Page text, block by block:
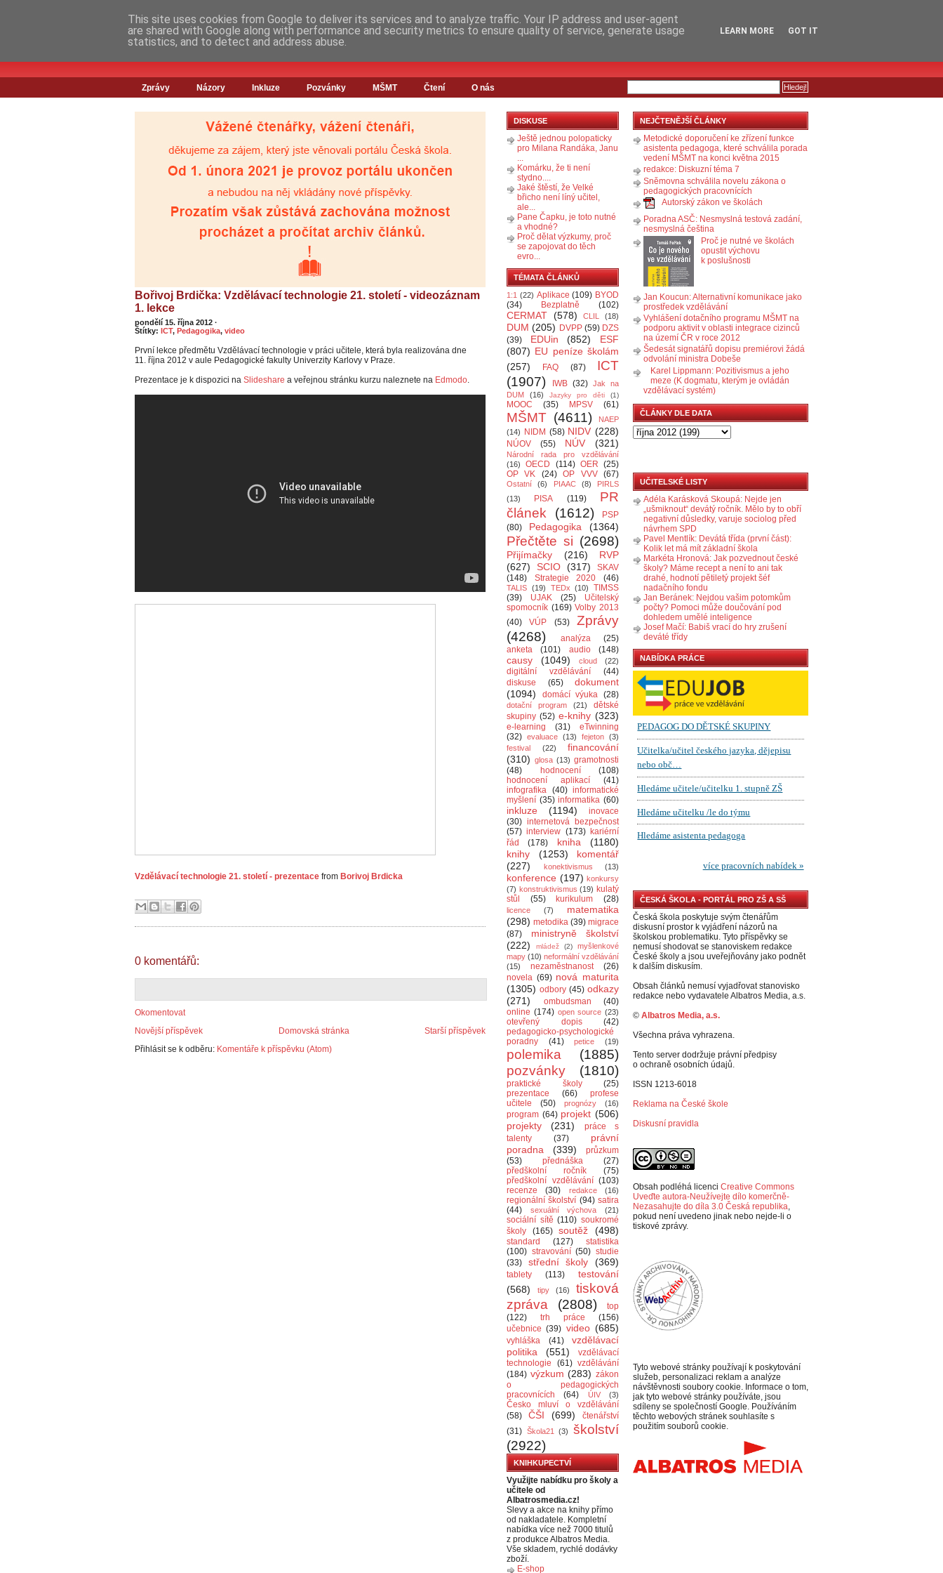
Zprávy Názory Inkluze Pozvánky MŠMT Čtení O nás
Bořivoj Brdička: Vzdělávací technologie 21. století - videozáznam
1. lekce
pondělí 15. října 2012 ·
Štítky: ICT, Pedagogika, video
První lekce předmětu Vzdělávací technologie v práci učitele, která byla realizována dne
11. října 2012 v aule Pedagogické fakulty Univerzity Karlovy v Praze.
Prezentace je k dispozici na Slideshare a veřejnou stránku kurzu naleznete na Edmodo.
Vzdělávací technologie 21. století - prezentace from Borivoj Brdicka
0 komentářů:
Okomentovat
Novější příspěvek
Starší příspěvek
Domovská stránka
Přihlásit se k odběru: Komentáře k příspěvku (Atom)
DISKUSE
Ještě jednou polopaticky
pro Milana Randáka, Janu
...
Komárku, že ti není
stydno....
Jaké štěstí, že Velké
břicho není líný učitel,
ale...
Pane Čapku, je toto nutné
a vhodné?
Proč dělat výzkumy, proč
se zapojovat do těch
evro...
TÉMATA ČLÁNKŮ
1:1 (22) Aplikace (109) BYOD
(34)
Bezplatně (102)
CERMAT (578) CLIL (18)
DUM (205) DVPP (59) DZS
(39)
EDUin (852)
ESF
(807) EU peníze školám
(257)
FAQ (87)
ICT
(1907)
IWB (32) Jak na
DUM
(16) Jazyky pro děti (1)
MOOC (35) MPSV (61)
MŠMT (4611)
NAEP
(14)
NIDM (58) NIDV (228)
NÚOV (55) NÚV (321)
Národní rada pro vzdělávání
(16)
OECD (114) OER (25)
OP VK
(24) OP VVV (67)
Ostatní (6) PIAAC (8)
PIRLS
(13)
PISA (119)
PR
článek
(1612)
PSP
(80)
Pedagogika (1364)
Přečtěte si (2698)
Přijímačky (216)
RVP
(627)
SCIO (317)
SKAV
(148)
Strategie 2020 (46)
TALIS (19) TEDx (10)
TIMSS
(39)
UJAK (25)
Učitelský
spomocník (169) Volby 2013
(40)
VÚP (53)
Zprávy
(4268)
analýza
(25)
anketa
(101) audio (148)
causy (1049) cloud (22)
digitální vzdělávání
(44)
diskuse
(65)
dokument
(1094)
domácí výuka (28)
dotační program (21)
dětské
skupiny (52) e-knihy (323)
e-learning (31)
eTwinning
(32) evaluace (13) fejeton (3)
festival
(22)
financování
(310) glosa (13) gramotnosti
(48)
hodnocení
(108)
hodnocení aplikací
(41)
infografika (40) informatické
myšlení (35) informatika (60)
inkluze (1194)
inovace
(30) internetová bezpečnost
(57) interview (173) kariérní
řád
(178) kniha
(1180)
knihy
(1253)
komentář
(227)
konektivismus (13)
konference (197) konkursy
(7) konstruktivismus (19) kulatý
stůl
(55) kurikulum (28)
licence (7)
matematika
(298) metodika (39) migrace
(87)
ministryně školství
(222)
mládež (2)
myšlenkové
mapy (10) neformální vzdělávání
(15)
nezaměstnanost
(26)
novela (69) nová maturita
(1305) odbory (45) odkazy
(271)
ombudsman
(40)
online (174) open source (23)
otevřený dopis
(42)
pedagogicko-psychologické
poradny
(41) petice (19)
polemika
(1885)
pozvánky
(1810)
praktické školy
(25)
prezentace
(66)
profese
učitele
(50) prognózy (16)
program (64) projekt (506)
projekty
(231)
práce s
talenty
(37)
právní
poradna
(339)
průzkum
(53)
přednáška
(27)
předškolní ročník
(75)
předškolní vzdělávání (103)
recenze
(30) redakce (16)
regionální školství (94) satira
(44)
sexuální výchova (21)
sociální sítě (110) soukromé
školy
(165) soutěž (498)
standard (127)
statistika
(100) stravování (50) studie
(33)
střední školy (369)
tablety (113)
testování
(568)
tipy (16)
tisková
zpráva
(2808)
top
(122)
trh práce
(156)
učebnice (39) video (685)
vyhláška (41)
vzdělávací
politika
(551)
vzdělávací
technologie
(61) vzdělávání
(184) výzkum (283) zákon
o pedagogických
pracovnících
(64) ÚIV (3)
Česko mluví o vzdělávání
(58)
ČŠI (699)
čtenářství
(31) Škola21 (3)
školství
(2922)
KNIHKUPECTVÍ
Využijte nabídku pro školy a
učitele od
Albatrosmedia.cz!
Slevy a akce na knihy přímo
od nakladatele. Kompletní
nabídka více než 7000 titulů
z produkce Albatros Media.
Vše skladem, rychlé dodávky
zboží.
E-shop
NEJČTENĚJŠÍ ČLÁNKY
Metodické doporučení ke zřízení funkce
asistenta pedagoga, které schválila porada
vedení MŠMT na konci května 2015
redakce: Diskuzní téma 7
Sněmovna schválila novelu zákona o
pedagogických pracovnících
Autorský zákon ve školách
Poradna ASČ: Nesmyslná testová zadání,
nesmyslná čeština
Proč je nutné ve školách
opustit výchovu
k poslušnosti
Jan Koucun: Alternativní komunikace jako
prostředek vzdělávání
Vyhlášení dotačního programu MŠMT na
podporu aktivit v oblasti integrace cizinců
na území ČR v roce 2012
Šedesát signatářů dopisu premiérovi žádá
odvolání ministra Dobeše
Karel Lippmann: Pozitivismus a jeho
meze (K dogmatu, kterým je ovládán
vzdělávací systém)
ČLÁNKY DLE DATA
UČITELSKÉ LISTY
Adéla Karásková Skoupá: Nejde jen
„ušmiknout“ devátý ročník. Mělo by to obří
negativní důsledky, varuje sociolog před
návrhem SPD
Pavel Mentlík: Devátá třída (první část):
Kolik let má mít základní škola
Markéta Hronová: Jak pozvednout české
školy? Máme recept a není to ani tak
drahé, hodnotí pětiletý projekt šéf
nadačního fondu
Jan Beránek: Nejdou vašim potomkům
počty? Pomoci může doučování pod
dohledem umělé inteligence
Josef Mačí: Babiš vrací do hry zrušení
deváté třídy
NABÍDKA PRÁCE
ČESKÁ ŠKOLA - PORTÁL PRO ZŠ A SŠ
Česká škola poskytuje svým čtenářům
diskusní prostor k vyjádření názorů na
školskou problematiku. Tyto příspěvky se
nemusí shodovat se stanoviskem redakce
České školy a jsou uveřejňovány jako podnět
k dalším diskusím.
Obsah článků nemusí vyjadřovat stanovisko
redakce nebo vydavatele Albatros Media, a.s.
© Albatros Media, a.s.
Všechna práva vyhrazena.
Tento server dodržuje právní předpisy
o ochraně osobních údajů.
ISSN 1213-6018
Reklama na České škole
Diskusní pravidla
Obsah podléhá licenci Creative Commons
Uveďte autora-Neužívejte dílo komerčně-
Nezasahujte do díla 3.0 Česká republika,
pokud není uvedeno jinak nebo nejde-li o
tiskové zprávy.
Tyto webové stránky používají k poskytování
služeb, personalizaci reklam a analýze
návštěvnosti soubory cookie. Informace o tom,
jak tyto webové stránky používáte, jsou
sdíleny se společností Google. Používáním
těchto webových stránek souhlasíte s
použitím souborů cookie.
This site uses cookies from Google to deliver its services and to analyze traffic. Your IP address and user-agent
are shared with Google along with performance and security metrics to ensure quality of service, generate usage
statistics, and to detect and address abuse.
LEARN MORE GOT IT